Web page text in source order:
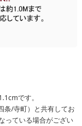
です。
条/寺町）と共有してお
っている場合がござい